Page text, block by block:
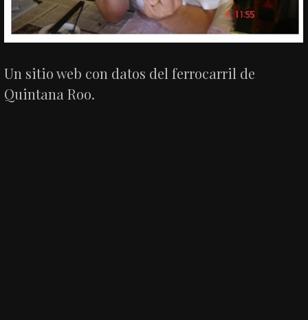
Un sitio web con datos del ferrocarril de
Quintana Roo.